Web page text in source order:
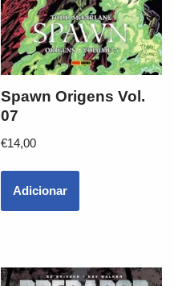
Spawn Origens Vol.
07
€14,00
Adicionar